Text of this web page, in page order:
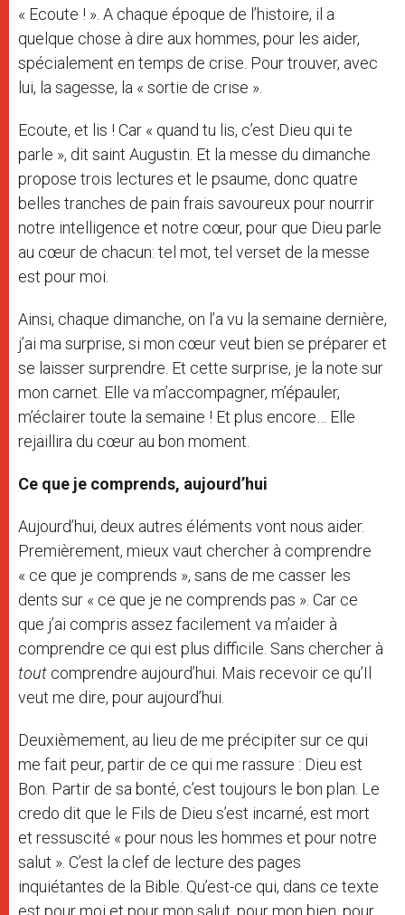
« Ecoute ! ». A chaque époque de l’histoire, il a
quelque chose à dire aux hommes, pour les aider,
spécialement en temps de crise. Pour trouver, avec
lui, la sagesse, la « sortie de crise ».
Ecoute, et lis ! Car « quand tu lis, c’est Dieu qui te
parle », dit saint Augustin. Et la messe du dimanche
propose trois lectures et le psaume, donc quatre
belles tranches de pain frais savoureux pour nourrir
notre intelligence et notre cœur, pour que Dieu parle
au cœur de chacun: tel mot, tel verset de la messe
est pour moi.
Ainsi, chaque dimanche, on l’a vu la semaine dernière,
j’ai ma surprise, si mon cœur veut bien se préparer et
se laisser surprendre. Et cette surprise, je la note sur
mon carnet. Elle va m’accompagner, m’épauler,
m’éclairer toute la semaine ! Et plus encore… Elle
rejaillira du cœur au bon moment.
Ce que je comprends, aujourd’hui
Aujourd’hui, deux autres éléments vont nous aider.
Premièrement, mieux vaut chercher à comprendre
« ce que je comprends », sans de me casser les
dents sur « ce que je ne comprends pas ». Car ce
que j’ai compris assez facilement va m’aider à
comprendre ce qui est plus difficile. Sans chercher à
tout comprendre aujourd’hui. Mais recevoir ce qu’Il
veut me dire, pour aujourd’hui.
Deuxièmement, au lieu de me précipiter sur ce qui
me fait peur, partir de ce qui me rassure : Dieu est
Bon. Partir de sa bonté, c’est toujours le bon plan. Le
credo dit que le Fils de Dieu s’est incarné, est mort
et ressuscité « pour nous les hommes et pour notre
salut ». C’est la clef de lecture des pages
inquiétantes de la Bible. Qu’est-ce qui, dans ce texte
est pour moi et pour mon salut, pour mon bien, pour